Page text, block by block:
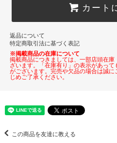
カート
返品について
特定商取引法に基づく表記
※掲載商品の在庫について
掲載商品につきましては、一部店頭在
ざいます。「在庫有り」の表示があっ
がございます。完売や欠品の場合は誠
じめご了承ください。
この商品を友達に教える